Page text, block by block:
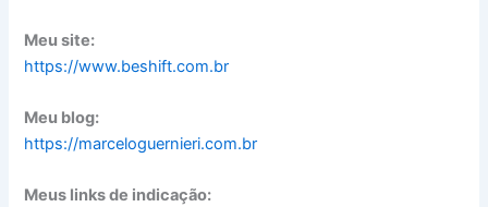
Meu site:
https://www.beshift.com.br
Meu blog:
https://marceloguernieri.com.br
Meus links de indicação: